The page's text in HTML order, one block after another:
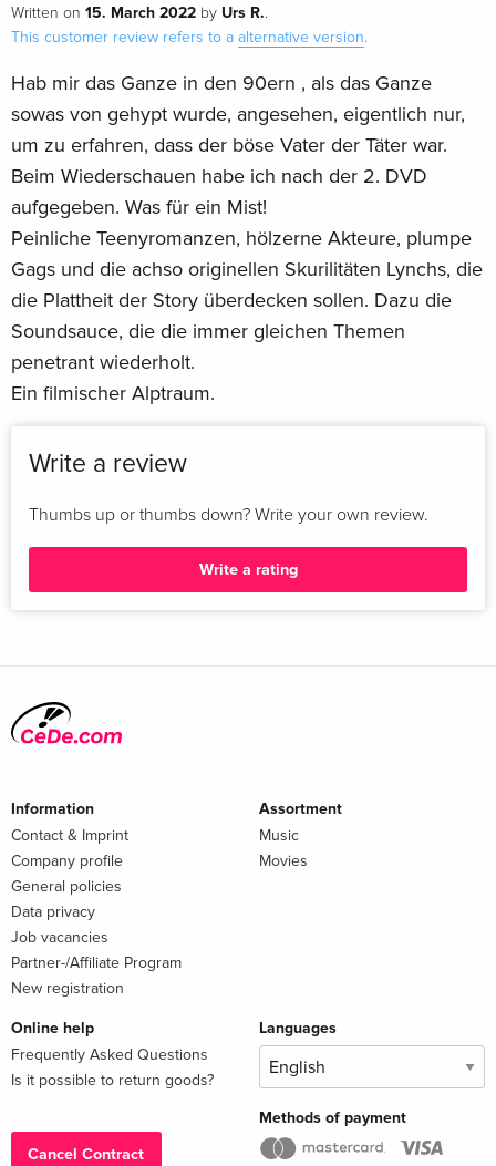
Written on 15. March 2022 by Urs R..
This customer review refers to a alternative version.
Hab mir das Ganze in den 90ern , als das Ganze
sowas von gehypt wurde, angesehen, eigentlich nur,
um zu erfahren, dass der böse Vater der Täter war.
Beim Wiederschauen habe ich nach der 2. DVD
aufgegeben. Was für ein Mist!
Peinliche Teenyromanzen, hölzerne Akteure, plumpe
Gags und die achso originellen Skurilitäten Lynchs, die
die Plattheit der Story überdecken sollen. Dazu die
Soundsauce, die die immer gleichen Themen
penetrant wiederholt.
Ein filmischer Alptraum.
Write a review
Thumbs up or thumbs down? Write your own review.
Write a rating
Information
Contact & Imprint
Company profile
General policies
Data privacy
Job vacancies
Partner-/Affiliate Program
New registration
Assortment
Music
Movies
Online help
Frequently Asked Questions
Is it possible to return goods?
Cancel Contract
Languages
Methods of payment